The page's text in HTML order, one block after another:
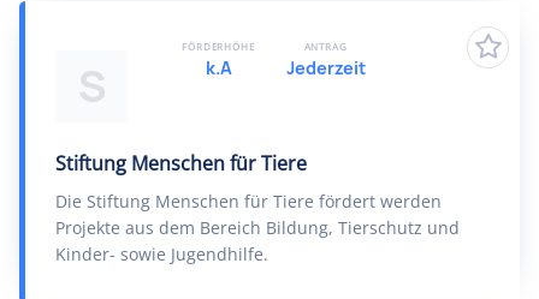
S
Stiftung Menschen für Tiere
Die Stiftung Menschen für Tiere fördert werden
Projekte aus dem Bereich Bildung, Tierschutz und
Kinder- sowie Jugendhilfe.
FÖRDERHÖHE
k.A
ANTRAG
Jederzeit